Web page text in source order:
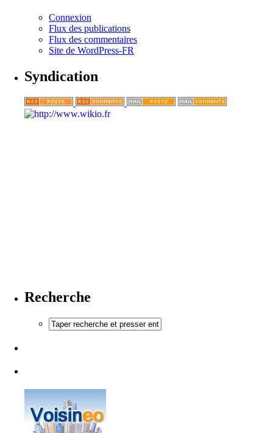
Connexion
Flux des publications
Flux des commentaires
Site de WordPress-FR
Syndication
Recherche